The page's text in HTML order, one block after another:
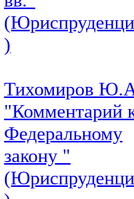
)
Тихомиров
"Комментарий
Федеральному
закону "